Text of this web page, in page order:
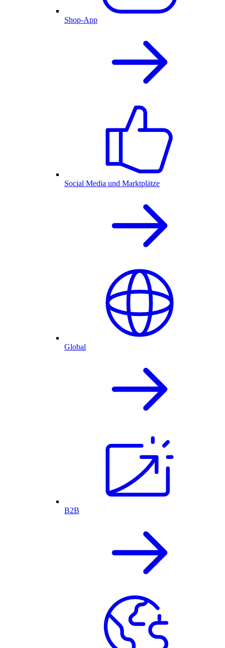
Shop-App
Social Media und Marktplätze
Global
B2B